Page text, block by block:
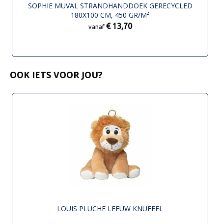
SOPHIE MUVAL STRANDHANDDOEK GERECYCLED
180X100 CM, 450 GR/M²
vanaf € 13,70
OOK IETS VOOR JOU?
LOUIS PLUCHE LEEUW KNUFFEL